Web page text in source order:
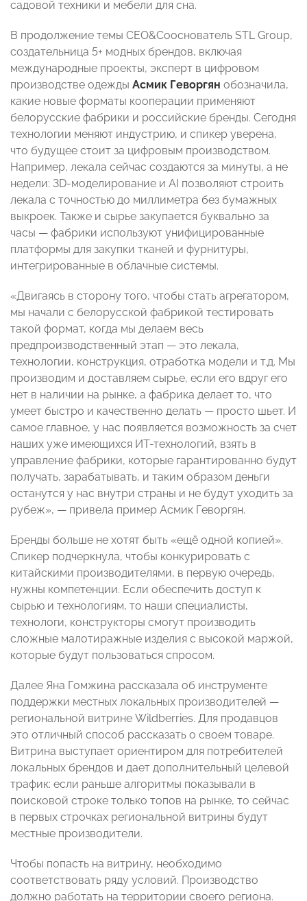
садовой техники и мебели для сна.
В продолжение темы CEO&Сооснователь STL Group,
создательница 5+ модных брендов, включая
международные проекты, эксперт в цифровом
производстве одежды Асмик Геворгян обозначила,
какие новые форматы кооперации применяют
белорусские фабрики и российские бренды. Сегодня
технологии меняют индустрию, и спикер уверена,
что будущее стоит за цифровым производством.
Например, лекала сейчас создаются за минуты, а не
недели: 3D-моделирование и АI позволяют строить
лекала с точностью до миллиметра без бумажных
выкроек. Также и сырье закупается буквально за
часы — фабрики используют унифицированные
платформы для закупки тканей и фурнитуры,
интегрированные в облачные системы.
«Двигаясь в сторону того, чтобы стать агрегатором,
мы начали с белорусской фабрикой тестировать
такой формат, когда мы делаем весь
предпроизводственный этап — это лекала,
технологии, конструкция, отработка модели и т.д. Мы
производим и доставляем сырье, если его вдруг его
нет в наличии на рынке, а фабрика делает то, что
умеет быстро и качественно делать — просто шьет. И
самое главное, у нас появляется возможность за счет
наших уже имеющихся ИТ-технологий, взять в
управление фабрики, которые гарантированно будут
получать, зарабатывать, и таким образом деньги
останутся у нас внутри страны и не будут уходить за
рубеж», — привела пример Асмик Геворгян.
Бренды больше не хотят быть «ещё одной копией».
Спикер подчеркнула, чтобы конкурировать с
китайскими производителями, в первую очередь,
нужны компетенции. Если обеспечить доступ к
сырью и технологиям, то наши специалисты,
технологи, конструкторы смогут производить
сложные малотиражные изделия с высокой маржой,
которые будут пользоваться спросом.
Далее Яна Гомжина рассказала об инструменте
поддержки местных локальных производителей —
региональной витрине Wildberries. Для продавцов
это отличный способ рассказать о своем товаре.
Витрина выступает ориентиром для потребителей
локальных брендов и дает дополнительный целевой
трафик: если раньше алгоритмы показывали в
поисковой строке только топов на рынке, то сейчас
в первых строчках региональной витрины будут
местные производители.
Чтобы попасть на витрину, необходимо
соответствовать ряду условий. Производство
должно работать на территории своего региона.